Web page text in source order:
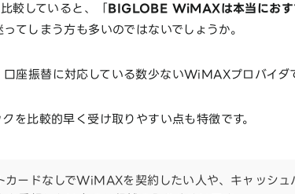
較していると、「BIGLOBE WiMAXは本当におす
ってしまう方も多いのではないでしょうか。
座振替に対応している数少ないWiMAXプロバイダで
を比較的早く受け取りやすい点も特徴です。
カードなしでWiMAXを契約したい人や、キャッシュ